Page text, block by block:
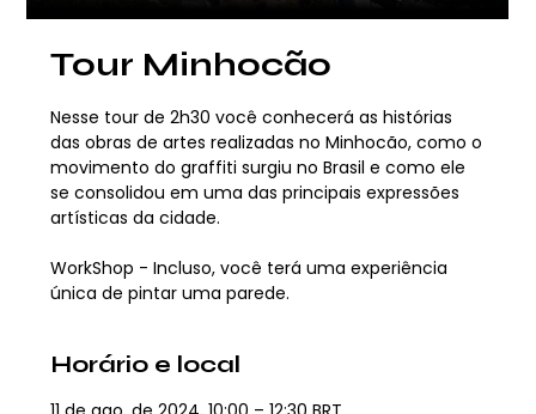
Tour Minhocão
Nesse tour de 2h30 você conhecerá as histórias
das obras de artes realizadas no Minhocão, como o
movimento do graffiti surgiu no Brasil e como ele
se consolidou em uma das principais expressões
artísticas da cidade.
WorkShop - Incluso, você terá uma experiência
única de pintar uma parede.
Horário e local